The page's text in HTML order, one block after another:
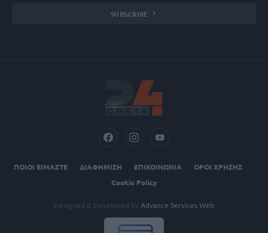
SUBSCRIBE
ΠΟΙΟΙ ΕΙΜΑΣΤΕ ΔΙΑΦΗΜΙΣΗ ΕΠΙΚΟΙΝΩΝΙΑ
ΟΡΟΙ ΧΡΗΣΗΣ
Cookie Policy
Designed & Developed by Advance Services Web